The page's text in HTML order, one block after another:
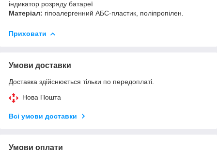
індикатор розряду батареї
Матеріал: гіпоалергенний АБС-пластик, поліпропілен.
Приховати
Умови доставки
Доставка здійснюється тільки по передоплаті.
Нова Пошта
Всі умови доставки
Умови оплати